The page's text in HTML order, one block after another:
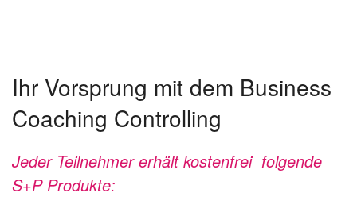
Ihr Vorsprung mit dem Business
Coaching Controlling
Jeder Teilnehmer erhält kostenfrei folgende
S+P Produkte: